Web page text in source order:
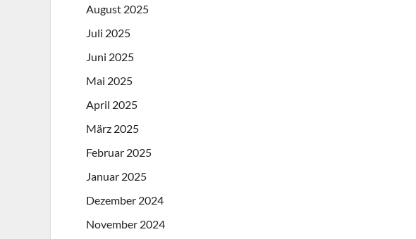
August 2025
Juli 2025
Juni 2025
Mai 2025
April 2025
März 2025
Februar 2025
Januar 2025
Dezember 2024
November 2024